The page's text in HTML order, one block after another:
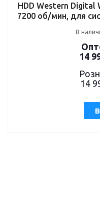
HDD Western Digital
7200 об/мин, для
В
14
14